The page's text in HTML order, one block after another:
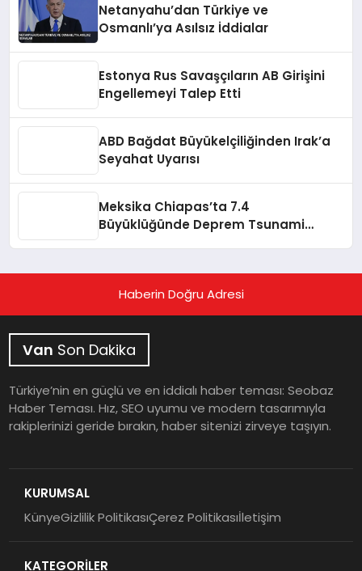
Netanyahu’dan Türkiye ve
Osmanlı’ya Asılsız İddialar
Estonya Rus Savaşçıların AB Girişini
Engellemeyi Talep Etti
ABD Bağdat Büyükelçiliğinden Irak’a
Seyahat Uyarısı
Meksika Chiapas’ta 7.4
Büyüklüğünde Deprem Tsunami
Haberin Doğru Adresi
Van Son Dakika
Türkiye’nin en güçlü ve en iddialı haber teması: Seobaz
Haber Teması. Hız, SEO uyumu ve modern tasarımıyla
rakiplerinizi geride bırakın, haber sitenizi zirveye taşıyın.
KURUMSAL
KünyeGizlilik PolitikasıÇerez Politikasıİletişim
KATEGORİLER